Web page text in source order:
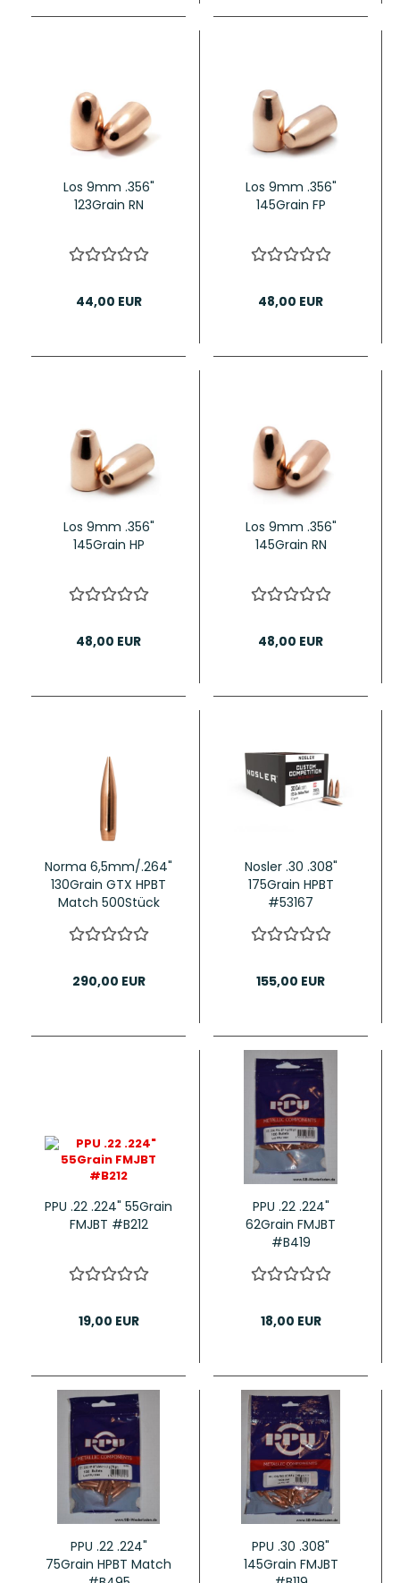
Los 9mm .356"
123Grain RN
44,00 EUR
Los 9mm .356"
145Grain FP
48,00 EUR
Los 9mm .356"
145Grain HP
48,00 EUR
Los 9mm .356"
145Grain RN
48,00 EUR
Norma 6,5mm/.264"
130Grain GTX HPBT
Match 500Stück
290,00 EUR
Nosler .30 .308"
175Grain HPBT
#53167
155,00 EUR
PPU .22 .224" 55Grain
FMJBT #B212
19,00 EUR
PPU .22 .224"
62Grain FMJBT
#B419
18,00 EUR
PPU .22 .224"
75Grain HPBT Match
PPU .30 .308"
145Grain FMJBT